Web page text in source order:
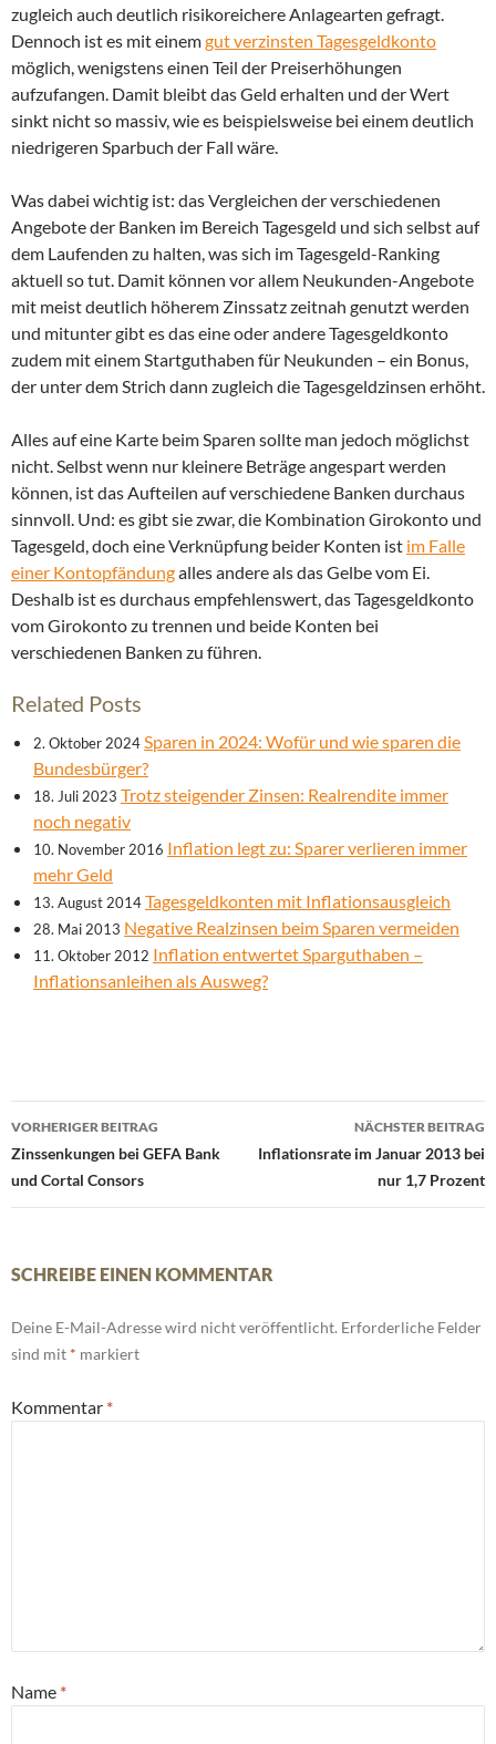
zugleich auch deutlich risikoreichere Anlagearten gefragt.
Dennoch ist es mit einemgut verzinsten Tagesgeldkonto
möglich, wenigstens einen Teil der Preiserhöhungen
aufzufangen. Damit bleibt das Geld erhalten und der Wert
sinkt nicht so massiv, wie es beispielsweise bei einem deutlich
niedrigeren Sparbuch der Fall wäre.
Was dabei wichtig ist: das Vergleichen der verschiedenen
Angebote der Banken im Bereich Tagesgeld und sich selbst auf
dem Laufenden zu halten, was sich im Tagesgeld-Ranking
aktuell so tut. Damit können vor allem Neukunden-Angebote
mit meist deutlich höherem Zinssatz zeitnah genutzt werden
und mitunter gibt es das eine oder andere Tagesgeldkonto
zudem mit einem Startguthaben für Neukunden – ein Bonus,
der unter dem Strich dann zugleich die Tagesgeldzinsen erhöht.
Alles auf eine Karte beim Sparen sollte man jedoch möglichst
nicht. Selbst wenn nur kleinere Beträge angespart werden
können, ist das Aufteilen auf verschiedene Banken durchaus
sinnvoll. Und: es gibt sie zwar, die Kombination Girokonto und
Tagesgeld, doch eine Verknüpfung beider Konten ist im Falle
einer Kontopfändungalles andere als das Gelbe vom Ei.
Deshalb ist es durchaus empfehlenswert, das Tagesgeldkonto
vom Girokonto zu trennen und beide Konten bei
verschiedenen Banken zu führen.
Related Posts
2. Oktober 2024Sparen in 2024: Wofür und wie sparen die
Bundesbürger?
18. Juli 2023 Trotz steigender Zinsen: Realrendite immer
noch negativ
10. November 2016 Inflation legt zu: Sparer verlieren immer
mehr Geld
13. August 2014Tagesgeldkonten mit Inflationsausgleich
28. Mai 2013 Negative Realzinsen beim Sparen vermeiden
11. Oktober 2012 Inflation entwertet Sparguthaben –
Inflationsanleihen als Ausweg?
Beitrags-
Navigation
VORHERIGER BEITRAG
Zinssenkungen bei GEFA Bank
und Cortal Consors
NÄCHSTER BEITRAG
Inflationsrate im Januar 2013 bei
nur 1,7 Prozent
SCHREIBE EINEN KOMMENTAR
Deine E-Mail-Adresse wird nicht veröffentlicht. Erforderliche Felder
sind mit * markiert
Kommentar *
Name *